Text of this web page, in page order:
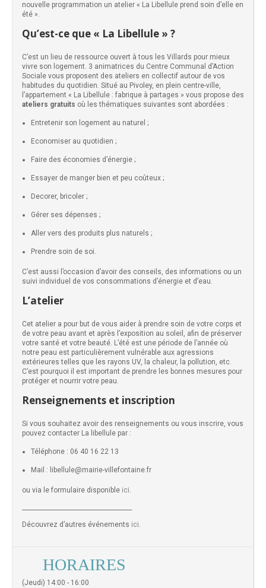
nouvelle programmation un atelier « La Libellule prend soin d’elle en
été ».
Qu’est-ce que « La Libellule » ?
C’est un lieu de ressource ouvert à tous les Villards pour mieux
vivre son logement. 3 animatrices du Centre Communal d’Action
Sociale vous proposent des ateliers en collectif autour de vos
habitudes du quotidien. Situé au Pivoley, en plein centre-ville,
l’appartement « La Libellule : fabrique à partages » vous propose des
ateliers gratuits où les thématiques suivantes sont abordées :
Entretenir son logement au naturel ;
Economiser au quotidien ;
Faire des économies d’énergie ;
Essayer de manger bien et peu coûteux ;
Decorer, bricoler ;
Gérer ses dépenses ;
Aller vers des produits plus naturels ;
Prendre soin de soi.
C’est aussi l’occasion d’avoir des conseils, des informations ou un
suivi individuel de vos consommations d’énergie et d’eau.
L’atelier
Cet atelier a pour but de vous aider à prendre soin de votre corps et
de votre peau avant et après l’exposition au soleil, afin de préserver
votre santé et votre beauté. L’été est une période de l’année où
notre peau est particulièrement vulnérable aux agressions
extérieures telles que les rayons UV, la chaleur, la pollution, etc.
C’est pourquoi il est important de prendre les bonnes mesures pour
protéger et nourrir votre peau.
Renseignements et inscription
Si vous souhaitez avoir des renseignements ou vous inscrire, vous
pouvez contacter La libellule par :
Téléphone : 06 40 16 22 13
Mail : libellule@mairie-villefontaine.fr
ou via le formulaire disponible ici.
Découvrez d’autres événements ici.
HORAIRES
(Jeudi) 14:00 - 16:00